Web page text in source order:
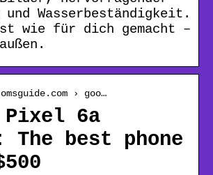
Wasserbeständigkeit.
wie für dich gemacht –
› goo…
Pixel 6a
The best phone